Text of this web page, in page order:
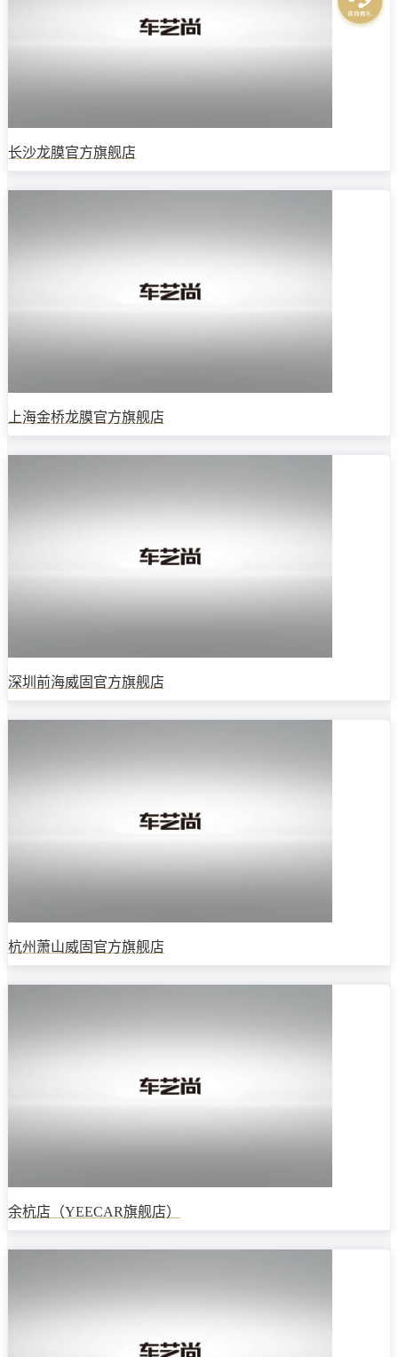
长沙龙膜官方旗舰店
上海金桥龙膜官方旗舰店
深圳前海威固官方旗舰店
杭州萧山威固官方旗舰店
余杭店（YEECAR旗舰店）